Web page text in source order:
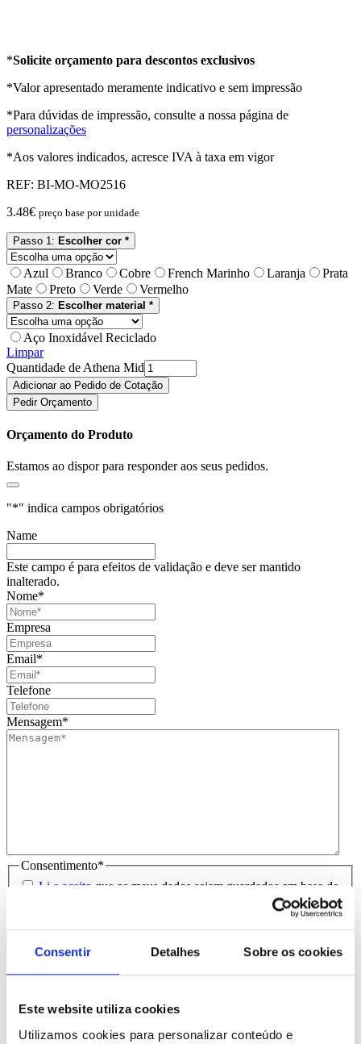
Consentir Detalhes Sobre os cookies
Este website utiliza cookies
Utilizamos cookies para personalizar conteúdo e
*Solicite orçamento para descontos exclusivos
*Valor apresentado meramente indicativo e sem impressão
*Para dúvidas de impressão, consulte a nossa página de
personalizações
*Aos valores indicados, acresce IVA à taxa em vigor
REF: BI-MO-MO2516
3.48€ preço base por unidade
Passo 1: Escolher cor *
Azul Branco Cobre French Marinho Laranja
Prata
Mate
Preto Verde Vermelho
Passo 2: Escolher material *
Aço Inoxidável Reciclado
Limpar
Quantidade de Athena Mid
Adicionar ao Pedido de Cotação
Pedir Orçamento
Orçamento do Produto
Estamos ao dispor para responder aos seus pedidos.
"*" indica campos obrigatórios
Name
Este campo é para efeitos de validação e deve ser mantido
inalterado.
Nome*
Empresa
Email*
Telefone
Mensagem*
Consentimento*
Li e aceito que os meus dados sejam guardados em base de
dados para tratamento deste contacto, única e exclusivamente
Entrega prevista entre 5-6 dias úteis
Comprar